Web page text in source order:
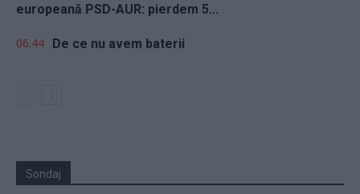
europeană PSD-AUR: pierdem 5...
06.44 De ce nu avem baterii
Sondaj